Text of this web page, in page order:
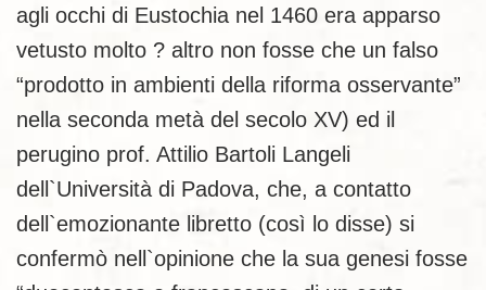
agli occhi di Eustochia nel 1460 era apparso
vetusto molto ? altro non fosse che un falso
“prodotto in ambienti della riforma osservante”
nella seconda metà del secolo XV) ed il
perugino prof. Attilio Bartoli Langeli
dell`Università di Padova, che, a contatto
dell`emozionante libretto (così lo disse) si
confermò nell`opinione che la sua genesi fosse